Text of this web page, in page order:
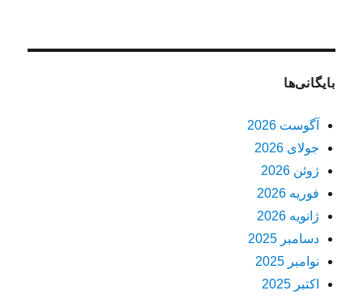
بایگانی‌ها
آگوست 2026
جولای 2026
ژوئن 2026
فوریه 2026
ژانویه 2026
دسامبر 2025
نوامبر 2025
اکتبر 2025